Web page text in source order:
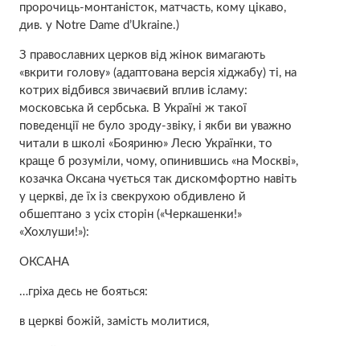
пророчиць-монтаністок, матчасть, кому цікаво,
див. у Notre Dame d’Ukraine.)
З православних церков від жінок вимагають
«вкрити голову» (адаптована версія хіджабу) ті, на
котрих відбився звичаєвий вплив ісламу:
московська й сербська. В Україні ж такої
поведенції не було зроду-звіку, і якби ви уважно
читали в школі «Бояриню» Лесю Українки, то
краще б розуміли, чому, опинившись «на Москві»,
козачка Оксана чується так дискомфортно навіть
у церкві, де їх із свекрухою обдивлено й
обшептано з усіх сторін («Черкашенки!»
«Хохлуши!»):
ОКСАНА
…гріха десь не бояться:
в церкві божій, замість молитися,